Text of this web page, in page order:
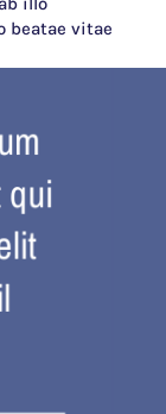
beatae vitae